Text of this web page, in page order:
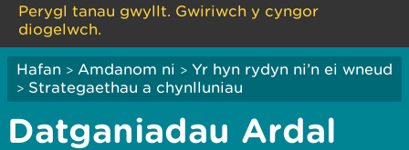
Perygl tanau gwyllt. Gwiriwch y cyngor
diogelwch.
Hafan > Amdanom ni > Yr hyn rydyn ni’n ei wneud
> Strategaethau a chynlluniau
Datganiadau Ardal